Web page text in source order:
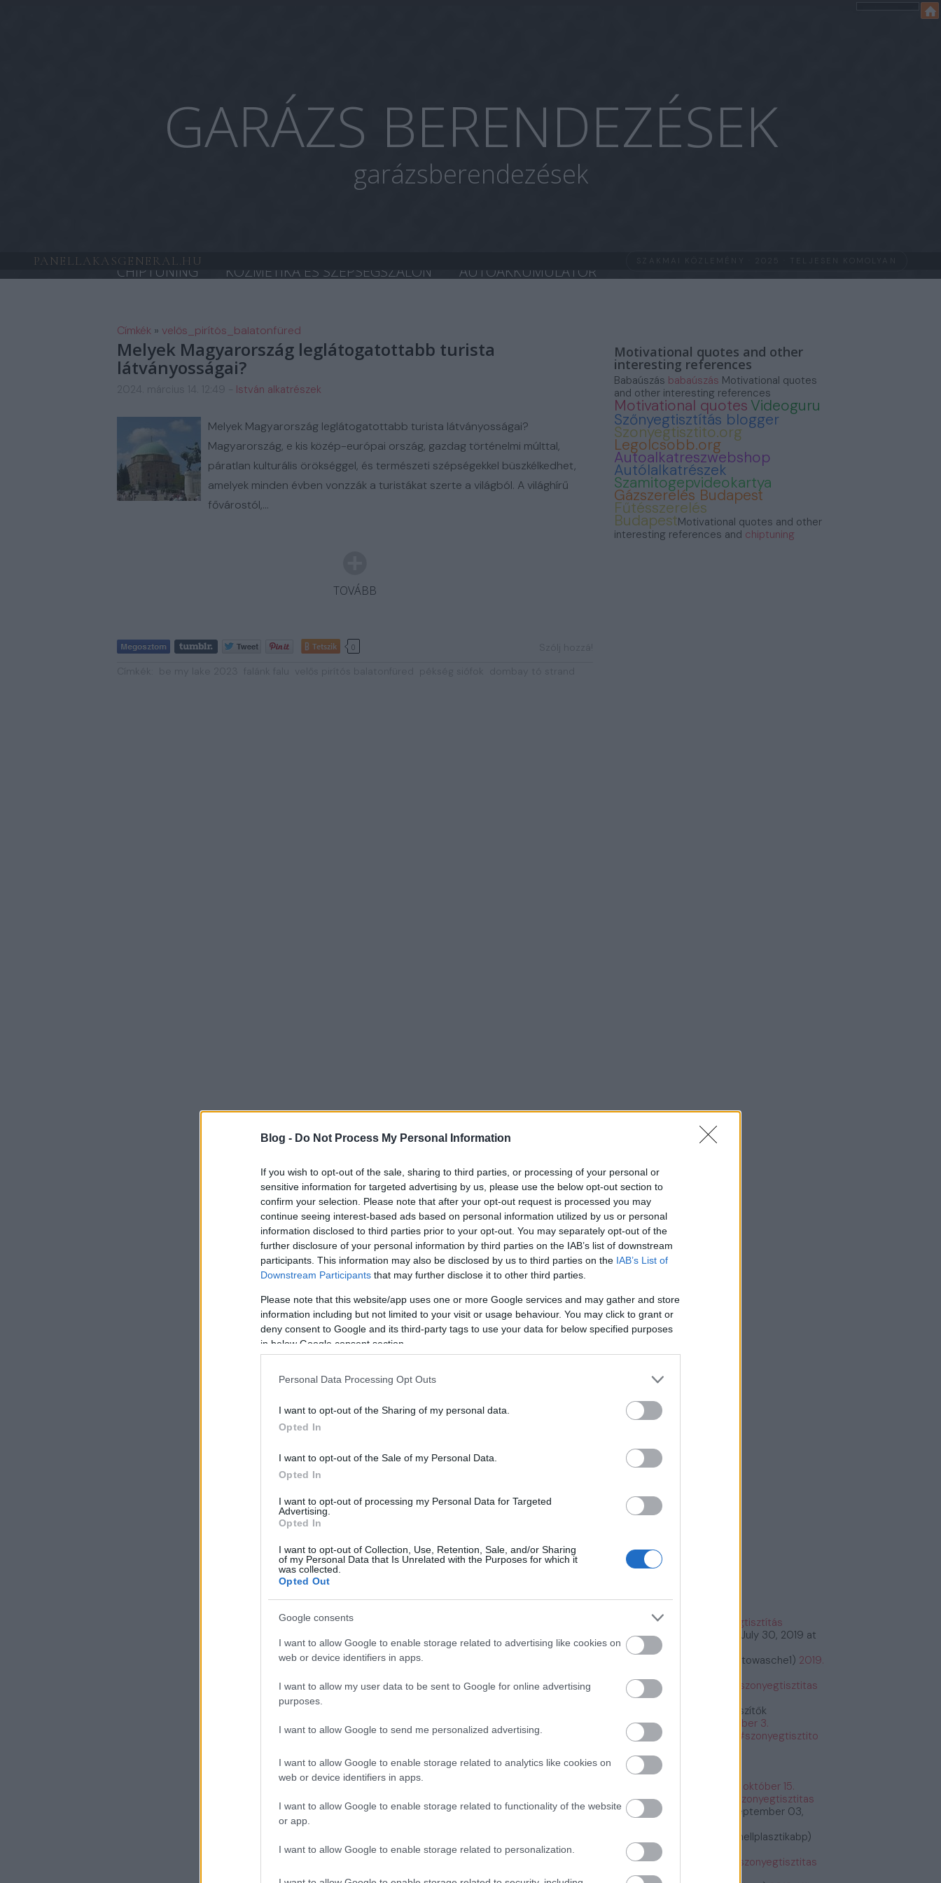
Blog - Do Not Process My Personal Information
If you wish to opt-out of the sale, sharing to third parties, or processing of your personal or
sensitive information for targeted advertising by us, please use the below opt-out section to
confirm your selection. Please note that after your opt-out request is processed you may
continue seeing interest-based ads based on personal information utilized by us or personal
information disclosed to third parties prior to your opt-out. You may separately opt-out of the
further disclosure of your personal information by third parties on the IAB’s list of downstream
participants. This information may also be disclosed by us to third parties on the IAB’s List of
Downstream Participants that may further disclose it to other third parties.
Please note that this website/app uses one or more Google services and may gather and store
information including but not limited to your visit or usage behaviour. You may click to grant or
deny consent to Google and its third-party tags to use your data for below specified purposes
in below Google consent section.
Personal Data Processing Opt Outs
I want to opt-out of the Sharing of my personal data.
Opted In
I want to opt-out of the Sale of my Personal Data.
Opted In
I want to opt-out of processing my Personal Data for Targeted
Advertising.
Opted In
I want to opt-out of Collection, Use, Retention, Sale, and/or Sharing
of my Personal Data that Is Unrelated with the Purposes for which it
was collected.
Opted Out
Google consents
I want to allow Google to enable storage related to advertising like cookies on
web or device identifiers in apps.
I want to allow my user data to be sent to Google for online advertising
purposes.
I want to allow Google to send me personalized advertising.
I want to allow Google to enable storage related to analytics like cookies on
web or device identifiers in apps.
I want to allow Google to enable storage related to functionality of the website
or app.
I want to allow Google to enable storage related to personalization.
GARÁZS BERENDEZÉSEK
garázsberendezések
CHIPTUNING KOZMETIKA ÉS SZÉPSÉGSZALON
AUTOAKKUMULÁTOR
FM AUTOSZERIZ GALERIA
Címkék » velős_pirítós_balatonfüred
Melyek Magyarország leglátogatottabb turista
látványosságai?
István alkatrészek
Melyek Magyarország leglátogatottabb turista látványosságai?
Magyarország, e kis közép-európai ország, gazdag történelmi múlttal,
páratlan kulturális örökséggel, és természeti szépségekkel büszkélkedhet,
amelyek minden évben vonzzák a turistákat szerte a világból. A világhírű
fővárostól,…
TOVÁBB
Tetszik 0
Motivational quotes and other
interesting references
Babaúszás babaúszás Motivational quotes
and other interesting references
Motivational quotes Videoguru
Szőnyegtisztítás blogger
Szonyegtisztito.org
Legolcsobb.org
Autoalkatreszwebshop
Autólalkatrészek
Szamitogepvideokartya
Gázszerelés Budapest
Fűtésszerelés
BudapestMotivational quotes and other
interesting references and chiptuning
Szőnyegtisztítás
#szőnyegtisztítás
https://t.co/2kCeMMwvxK
July 30, 2019 at
06:26PM
— bioautowasche (@bioautowasche1) 2019.
https://t.co/PASrtywGdr
#szonyegtisztitas
https://t.co/PASrtywGdr
— Étrend és Táplálékkiegészítők
(@etrendes)
2019. december 3.
https://t.co/G6y7bq2BNU
#szonyegtisztito
https://t.co/G6y7bq2BNU
— Fogyás és fogyókúra
2019. október 15.
https://t.co/ErRtlyiGW9
#szonyegtisztitas
https://t.co/ErRtlyiGW9
September 03,
— Plasztikai Sebészet (@mellplasztikabp)
2019. szeptember 3.
https://t.co/xkWHrUDgsi
#szonyegtisztitas
https://t.co/xkWHrUDgsi
PANELLAKASGENERAL.HU SZAKMAI KÖZLEMÉNY · 2025 · TELJESEN KOMOLYAN